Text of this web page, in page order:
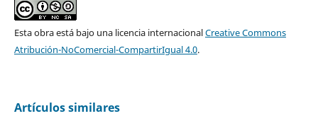
Esta obra está bajo una licencia internacionalCreative Commons
Atribución-NoComercial-CompartirIgual 4.0.
Artículos similares